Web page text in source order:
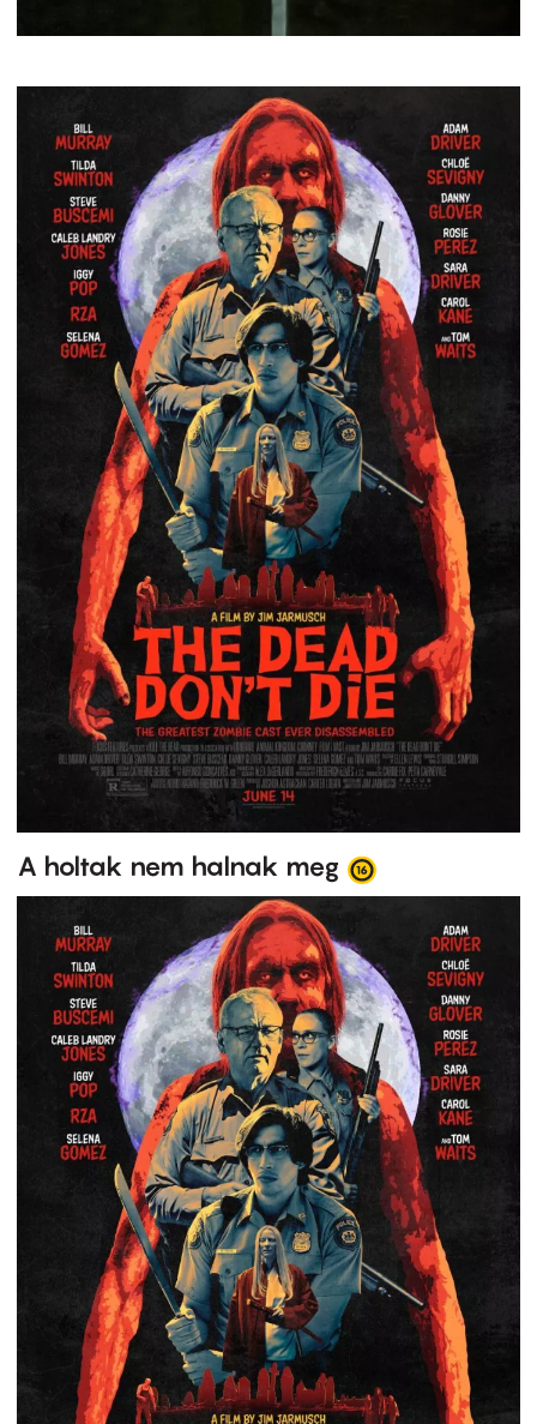
A holtak nem halnak meg